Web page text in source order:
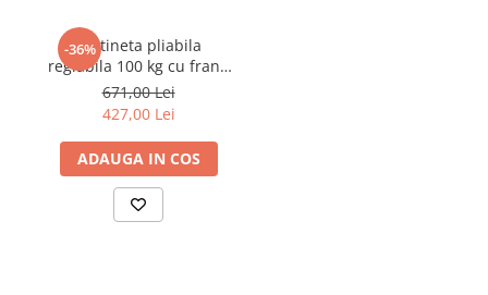
Ornamente Auto
Ornamente Pedale Auto
Ornamente Protectie Portiera
Ornamente Schimbator Viteza
Ornamente Toba Auto
Parasolare Auto
Plasa elastica & Organizator Auto
-36%
Trotineta pliabila
reglabila 100 kg cu frana
pe disc
671,00 Lei
427,00 Lei
ADAUGA IN COS